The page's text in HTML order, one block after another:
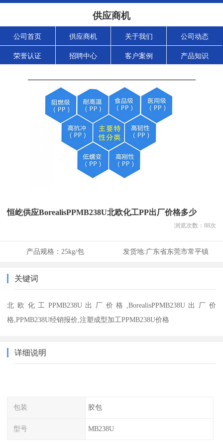
供应商机
公司首页 供应商机 关于我们 公司动态
荣誉认证 招聘中心 客户案例 产品知识
恒屹供应BorealisPPMB238U北欧化工PP出厂价格多少
浏览次数： 88次
产品规格： 25kg/包 发货地:广东省东莞市常平镇
关键词
北欧化工PPMB238U出厂价格,BorealisPPMB238U出厂价
格,PPMB238U经销报价,注塑成型加工PPMB238U价格
详细说明
包装 胶包
型号 MB238U